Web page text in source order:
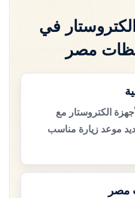
في
مصر
الكتروستار مع
موعد زيارة مناسب
مصر